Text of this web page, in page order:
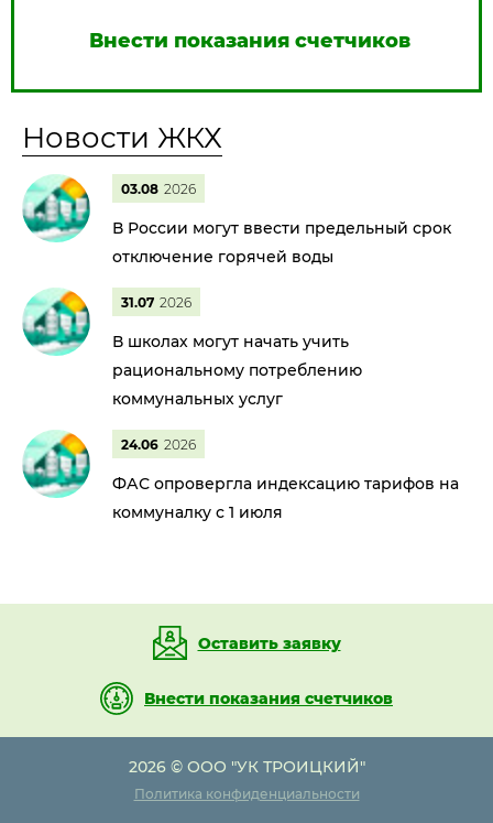
Внести показания счетчиков
Новости ЖКХ
03.08 2026
В России могут ввести предельный срок
отключение горячей воды
31.07 2026
В школах могут начать учить
рациональному потреблению
коммунальных услуг
24.06 2026
ФАС опровергла индексацию тарифов на
коммуналку с 1 июля
Оставить заявку
Внести показания счетчиков
2026 © ООО "УК ТРОИЦКИЙ"
Политика конфиденциальности